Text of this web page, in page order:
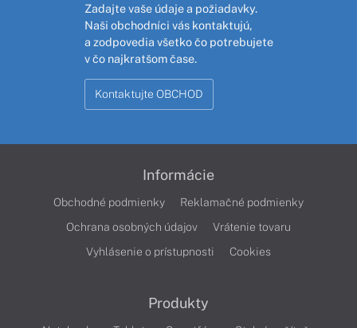
Zadajte vaše údaje a požiadavky.
Naši obchodníci vás kontaktujú,
a zodpovedia všetko čo potrebujete
v čo najkratšom čase.
Kontaktujte OBCHOD
Informácie
Obchodné podmienky
Reklamačné podmienky
Ochrana osobných údajov
Vrátenie tovaru
Vyhlásenie o prístupnosti
Cookies
Produkty